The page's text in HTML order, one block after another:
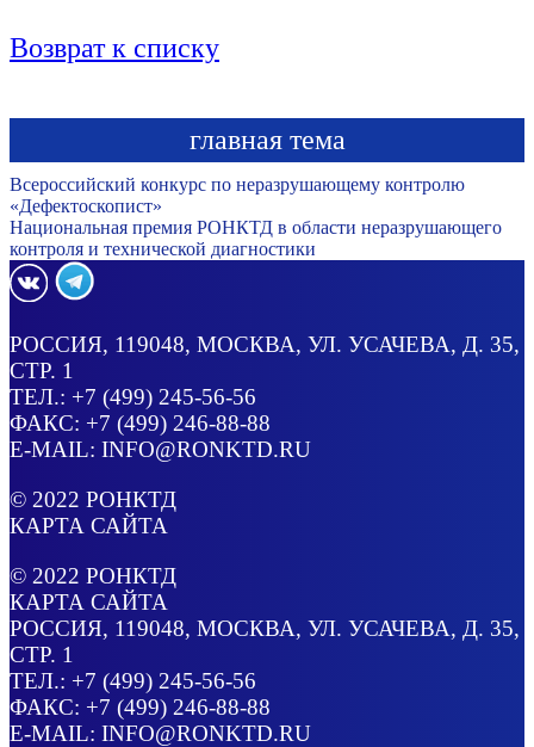
Возврат к списку
главная тема
Всероссийский конкурс по неразрушающему контролю
«Дефектоскопист»
Национальная премия РОНКТД в области неразрушающего
контроля и технической диагностики
РОССИЯ, 119048, МОСКВА, УЛ. УСАЧЕВА, Д. 35,
СТР. 1
ТЕЛ.: +7 (499) 245-56-56
ФАКС: +7 (499) 246-88-88
E-MAIL: INFO@RONKTD.RU
© 2022 РОНКТД
КАРТА САЙТА
© 2022 РОНКТД
КАРТА САЙТА
РОССИЯ, 119048, МОСКВА, УЛ. УСАЧЕВА, Д. 35,
СТР. 1
ТЕЛ.: +7 (499) 245-56-56
ФАКС: +7 (499) 246-88-88
E-MAIL: INFO@RONKTD.RU